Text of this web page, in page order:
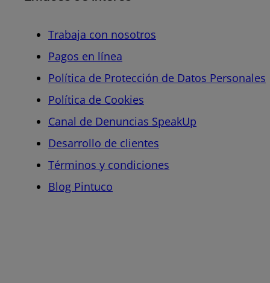
Trabaja con nosotros
Pagos en línea
Política de Protección de Datos Personales
Política de Cookies
Canal de Denuncias SpeakUp
Desarrollo de clientes
Términos y condiciones
Blog Pintuco